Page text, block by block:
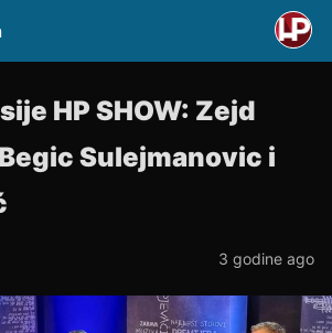
HP SHOW: Zejd
Sulejmanovic i
3 godine ago